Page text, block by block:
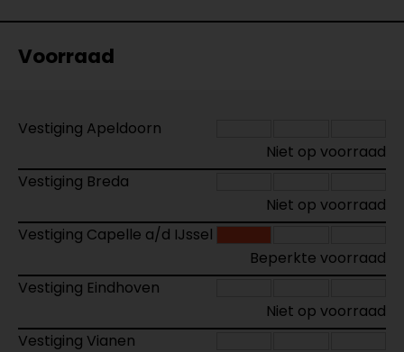
Voorraad
Vestiging Apeldoorn
Niet op voorraad
Vestiging Breda
Niet op voorraad
Vestiging Capelle a/d IJssel
Beperkte voorraad
Vestiging Eindhoven
Niet op voorraad
Vestiging Vianen